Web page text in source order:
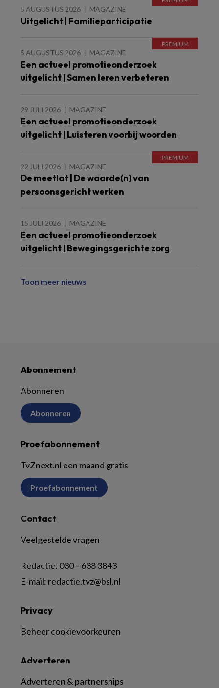
5 AUGUSTUS 2026 MAGAZINE
Uitgelicht | Familieparticipatie
5 AUGUSTUS 2026 MAGAZINE
Een actueel promotieonderzoek
uitgelicht | Samen leren verbeteren
29 JULI 2026 MAGAZINE
Een actueel promotieonderzoek
uitgelicht | Luisteren voorbij woorden
22 JULI 2026 MAGAZINE
De meetlat | De waarde(n) van
persoonsgericht werken
15 JULI 2026 MAGAZINE
Een actueel promotieonderzoek
uitgelicht | Bewegingsgerichte zorg
Toon meer nieuws
Abonnement
Abonneren
Abonneren
Proefabonnement
TvZnext.nl een maand gratis
Proefabonnement
Contact
Veelgestelde vragen
Redactie: 030 – 638 3843
E-mail: redactie.tvz@bsl.nl
Adverteren
Adverteren & partnerships
Privacy
Beheer cookievoorkeuren